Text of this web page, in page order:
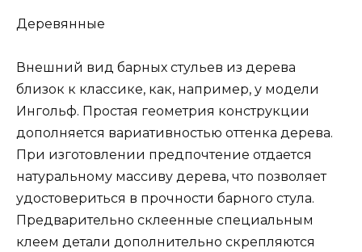
Деревянные
Внешний вид барных стульев из дерева
близок к классике, как, например, у модели
Ингольф. Простая геометрия конструкции
дополняется вариативностью оттенка дерева.
При изготовлении предпочтение отдается
натуральному массиву дерева, что позволяет
удостовериться в прочности барного стула.
Предварительно склеенные специальным
клеем детали дополнительно скрепляются